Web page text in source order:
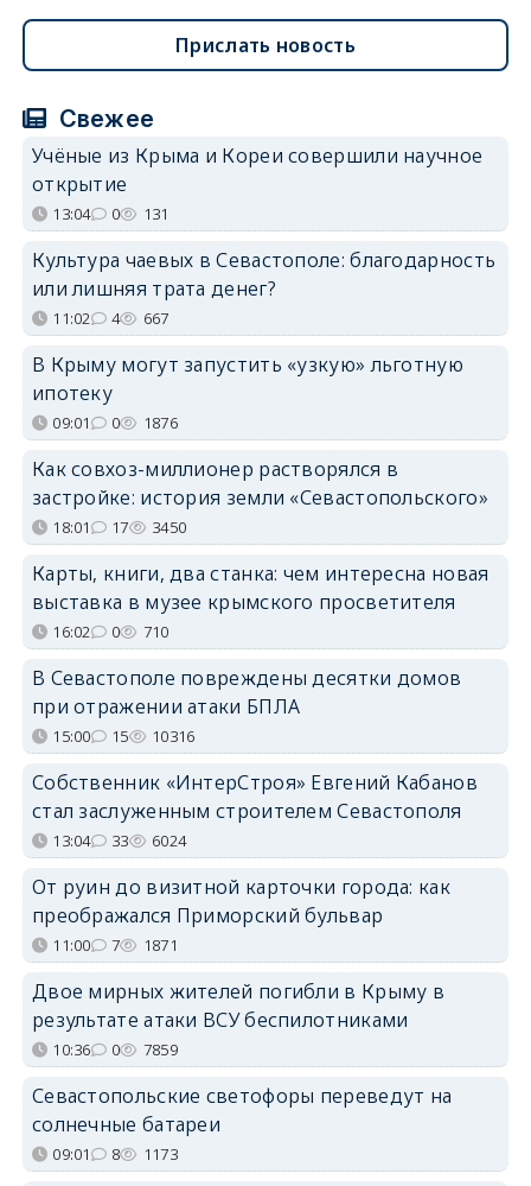
Прислать новость
Свежее
Учёные из Крыма и Кореи совершили научное
открытие
13:04 0 131
Культура чаевых в Севастополе: благодарность
или лишняя трата денег?
11:02 4 667
В Крыму могут запустить «узкую» льготную
ипотеку
09:01 0 1876
Как совхоз-миллионер растворялся в
застройке: история земли «Севастопольского»
18:01 17 3450
Карты, книги, два станка: чем интересна новая
выставка в музее крымского просветителя
16:02 0 710
В Севастополе повреждены десятки домов
при отражении атаки БПЛА
15:00 15 10316
Собственник «ИнтерСтроя» Евгений Кабанов
стал заслуженным строителем Севастополя
13:04 33 6024
От руин до визитной карточки города: как
преображался Приморский бульвар
11:00 7 1871
Двое мирных жителей погибли в Крыму в
результате атаки ВСУ беспилотниками
10:36 0 7859
Севастопольские светофоры переведут на
солнечные батареи
09:01 8 1173